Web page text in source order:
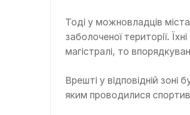
Тоді у можновладців
заболоченої території.
магістралі, то
Врешті у відповідній
яким проводилися